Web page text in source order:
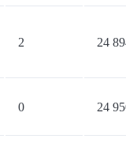
2 24
0 24